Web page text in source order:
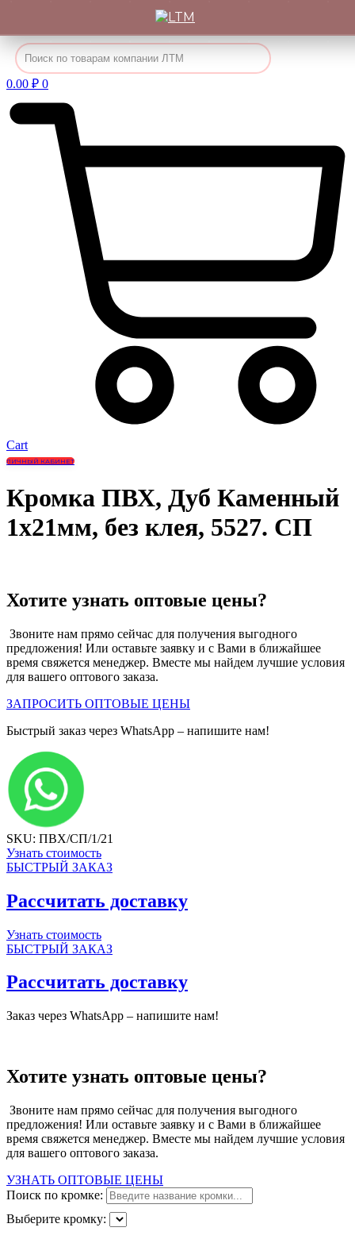
Перейти
содержимому
0.00 ₽ 0
Cart
ЛИЧНЫЙ КАБИНЕТ
Кромка ПВХ, Дуб Каменный
1х21мм, без клея, 5527. СП
Хотите узнать оптовые цены?
Звоните нам прямо сейчас для получения выгодного
предложения! Или оставьте заявку и с Вами в ближайшее
время свяжется менеджер. Вместе мы найдем лучшие условия
для вашего оптового заказа.
ЗАПРОСИТЬ ОПТОВЫЕ ЦЕНЫ
Быстрый заказ через WhatsApp – напишите нам!
SKU: ПВХ/СП/1/21
Узнать стоимость
БЫСТРЫЙ ЗАКАЗ
Рассчитать доставку
Узнать стоимость
БЫСТРЫЙ ЗАКАЗ
Рассчитать доставку
Заказ через WhatsApp – напишите нам!
Хотите узнать оптовые цены?
Звоните нам прямо сейчас для получения выгодного
предложения! Или оставьте заявку и с Вами в ближайшее
время свяжется менеджер. Вместе мы найдем лучшие условия
для вашего оптового заказа.
УЗНАТЬ ОПТОВЫЕ ЦЕНЫ
Поиск по кромке:
Выберите кромку: